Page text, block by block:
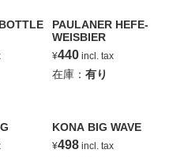
PAULANER HEFE-
WEISBIER
¥440incl. tax
在庫： 有り
KONA BIG WAVE
¥498incl. tax